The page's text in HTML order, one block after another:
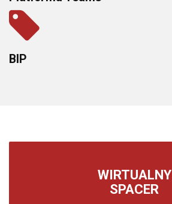
BIP
WIRTUALNY
SPACER